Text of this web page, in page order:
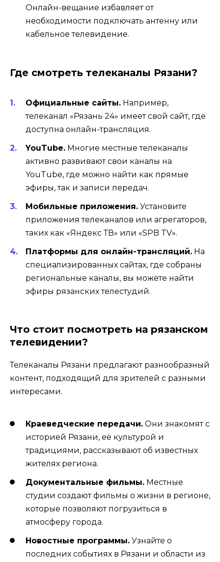
Онлайн-вещание избавляет от
необходимости подключать антенну или
кабельное телевидение.
Где смотреть телеканалы Рязани?
Официальные сайты. Например,
телеканал «Рязань 24» имеет свой сайт, где
доступна онлайн-трансляция.
YouTube. Многие местные телеканалы
активно развивают свои каналы на
YouTube, где можно найти как прямые
эфиры, так и записи передач.
Мобильные приложения. Установите
приложения телеканалов или агрегаторов,
таких как «Яндекс ТВ» или «SPB TV».
Платформы для онлайн-трансляций. На
специализированных сайтах, где собраны
региональные каналы, вы можете найти
эфиры рязанских телестудий.
Что стоит посмотреть на рязанском
телевидении?
Телеканалы Рязани предлагают разнообразный
контент, подходящий для зрителей с разными
интересами.
Краеведческие передачи. Они знакомят с
историей Рязани, её культурой и
традициями, рассказывают об известных
жителях региона.
Документальные фильмы. Местные
студии создают фильмы о жизни в регионе,
которые позволяют погрузиться в
атмосферу города.
Новостные программы. Узнайте о
последних событиях в Рязани и области из